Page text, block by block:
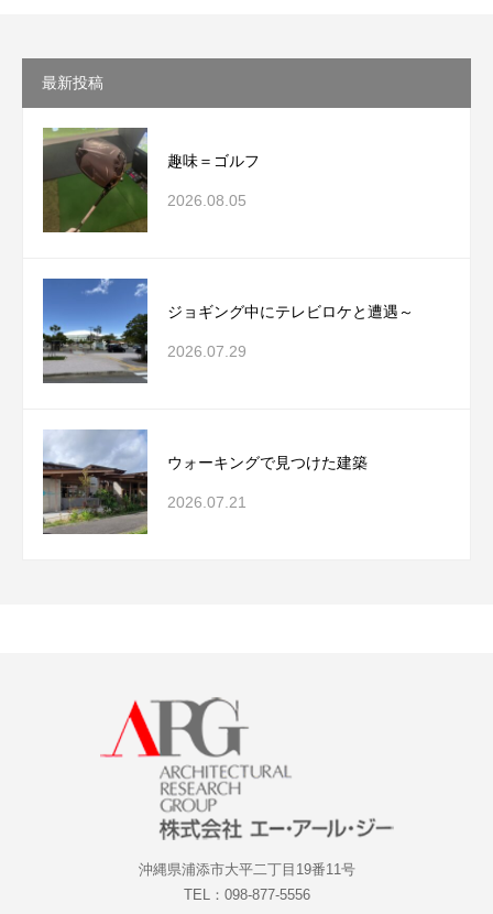
最新投稿
趣味＝ゴルフ
2026.08.05
ジョギング中にテレビロケと遭遇～
2026.07.29
ウォーキングで見つけた建築
2026.07.21
沖縄県浦添市大平二丁目19番11号
TEL：098-877-5556